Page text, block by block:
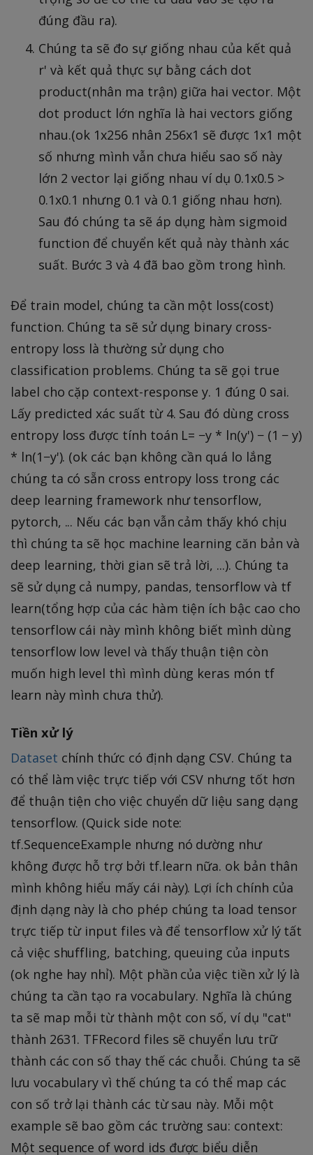
đúng đầu ra).
Chúng ta sẽ đo sự giống nhau của kết quả
r' và kết quả thực sự bằng cách dot
product(nhân ma trận) giữa hai vector. Một
dot product lớn nghĩa là hai vectors giống
nhau.(ok 1x256 nhân 256x1 sẽ được 1x1 một
số nhưng mình vẫn chưa hiểu sao số này
lớn 2 vector lại giống nhau ví dụ 0.1x0.5 >
0.1x0.1 nhưng 0.1 và 0.1 giống nhau hơn).
Sau đó chúng ta sẽ áp dụng hàm sigmoid
function để chuyển kết quả này thành xác
suất. Bước 3 và 4 đã bao gồm trong hình.
Để train model, chúng ta cần một loss(cost)
function. Chúng ta sẽ sử dụng binary cross-
entropy loss là thường sử dụng cho
classification problems. Chúng ta sẽ gọi true
label cho cặp context-response y. 1 đúng 0 sai.
Lấy predicted xác suất từ 4. Sau đó dùng cross
entropy loss được tính toán L= −y * ln(y') − (1 − y)
* ln(1−y'). (ok các bạn không cần quá lo lắng
chúng ta có sẵn cross entropy loss trong các
deep learning framework như tensorflow,
pytorch, ... Nếu các bạn vẫn cảm thấy khó chịu
thì chúng ta sẽ học machine learning căn bản và
deep learning, thời gian sẽ trả lời, ...). Chúng ta
sẽ sử dụng cả numpy, pandas, tensorflow và tf
learn(tổng hợp của các hàm tiện ích bậc cao cho
tensorflow cái này mình không biết mình dùng
tensorflow low level và thấy thuận tiện còn
muốn high level thì mình dùng keras món tf
learn này mình chưa thử).
Tiền xử lý
Dataset chính thức có định dạng CSV. Chúng ta
có thể làm việc trực tiếp với CSV nhưng tốt hơn
để thuận tiện cho việc chuyển dữ liệu sang dạng
tensorflow. (Quick side note:
tf.SequenceExample nhưng nó dường như
không được hỗ trợ bởi tf.learn nữa. ok bản thân
mình không hiểu mấy cái này). Lợi ích chính của
định dạng này là cho phép chúng ta load tensor
trực tiếp từ input files và để tensorflow xử lý tất
cả việc shuffling, batching, queuing của inputs
(ok nghe hay nhỉ). Một phần của việc tiền xử lý là
chúng ta cần tạo ra vocabulary. Nghĩa là chúng
ta sẽ map mỗi từ thành một con số, ví dụ "cat"
thành 2631. TFRecord files sẽ chuyển lưu trữ
thành các con số thay thế các chuỗi. Chúng ta sẽ
lưu vocabulary vì thế chúng ta có thể map các
con số trở lại thành các từ sau này. Mỗi một
example sẽ bao gồm các trường sau: context:
Một sequence of word ids được biểu diễn